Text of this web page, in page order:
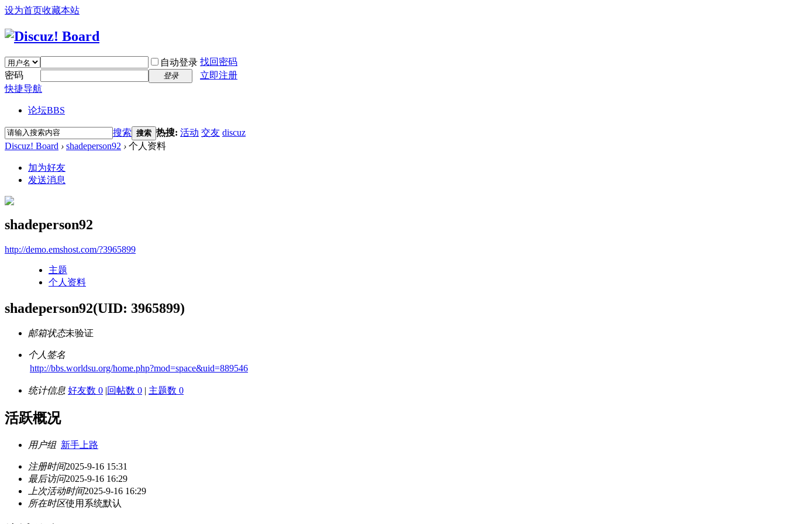
设为首页收藏本站
自动登录 找回密码
密码
登录
立即注册
快捷导航
论坛BBS
搜索 搜索 热搜: 活动 交友 discuz
Discuz! Board › shadeperson92 › 个人资料
加为好友
发送消息
shadeperson92
http://demo.emshost.com/?3965899
主题
个人资料
shadeperson92(UID: 3965899)
邮箱状态未验证
个人签名
http://bbs.worldsu.org/home.php?mod=space&uid=889546
统计信息 好友数 0 |回帖数 0 | 主题数 0
活跃概况
用户组 新手上路
注册时间2025-9-16 15:31
最后访问2025-9-16 16:29
上次活动时间2025-9-16 16:29
所在时区使用系统默认